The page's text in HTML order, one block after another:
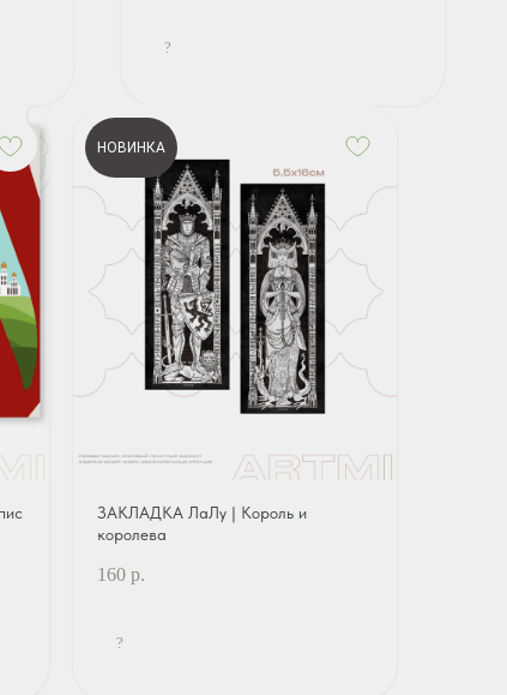
?
НОВИНКА
ЗАКЛАДКА ЛаЛу | Король и
королева
160 р.
?